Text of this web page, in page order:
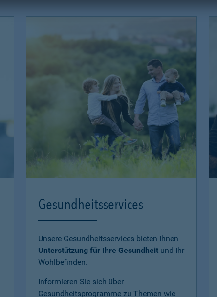
Gesundheitsservices
Unsere Gesundheitsservices bieten Ihnen
Unterstützung für Ihre Gesundheitund Ihr
Wohlbefinden.
Informieren Sie sich über
Gesundheitsprogramme zu Themen wie